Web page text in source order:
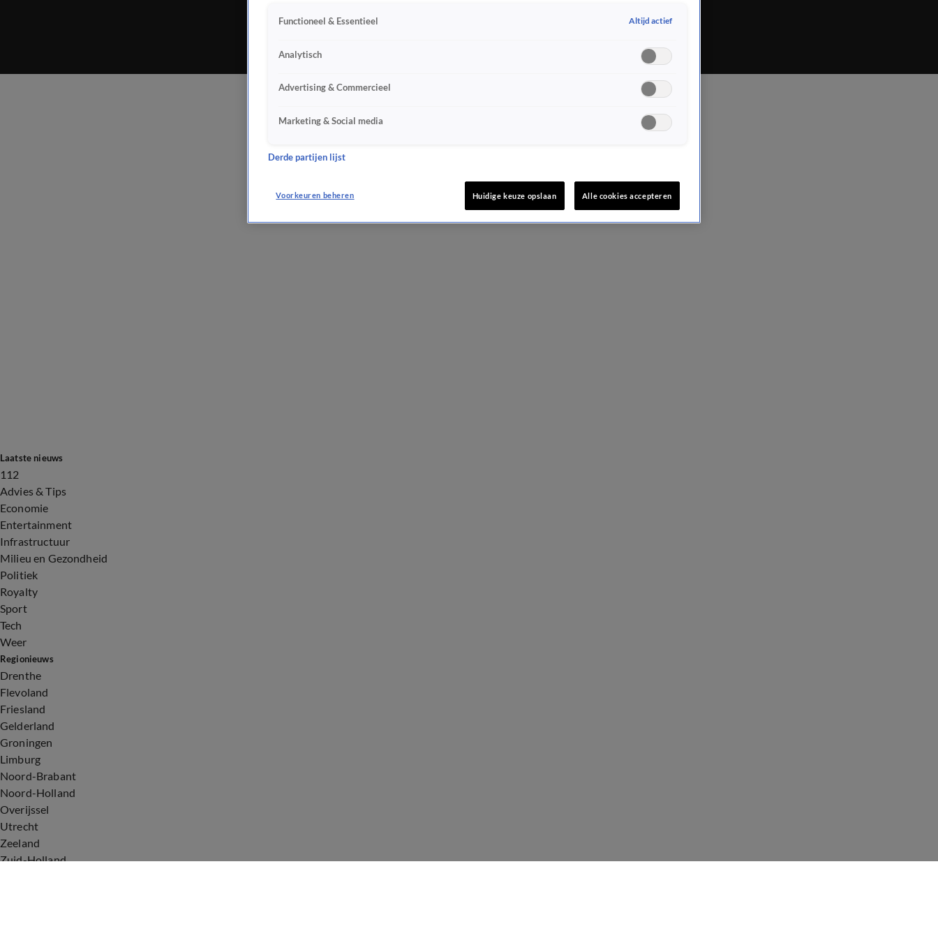
Laatste nieuws
112
Advies & Tips
Economie
Entertainment
Infrastructuur
Milieu en Gezondheid
Politiek
Royalty
Sport
Tech
Weer
Regionieuws
Drenthe
Flevoland
Friesland
Gelderland
Groningen
Limburg
Noord-Brabant
Noord-Holland
Overijssel
Utrecht
Zeeland
Zuid-Holland
Functioneel & Essentieel Altijd actief
Analytisch
Advertising & Commercieel
Marketing & Social media
Derde partijen lijst
Voorkeuren beheren Huidige keuze opslaan Alle cookies accepteren